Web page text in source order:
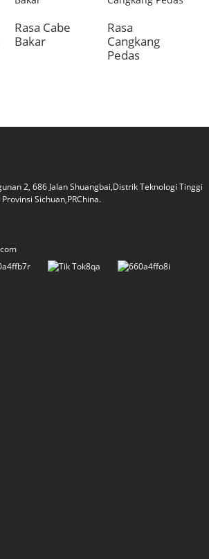
Rasa Cabe
Bakar
Rasa
Cangkang
Pedas
2, 686 Jalan Shuangbai,Distrik Teknologi Tinggi
Sichuan,PRChina.